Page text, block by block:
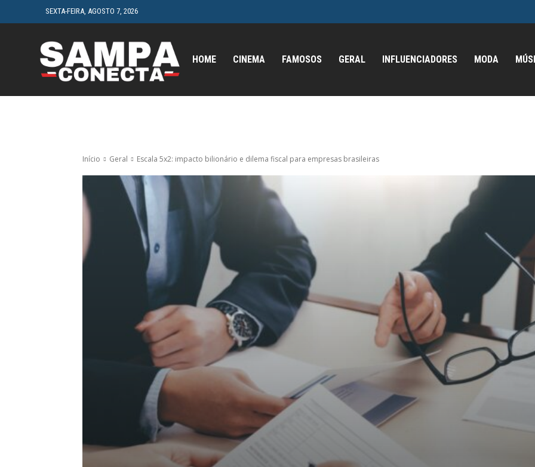
SEXTA-FEIRA, AGOSTO 7, 2026
HOME CINEMA FAMOSOS GERAL INFLUENCIADORES MODA
Início Geral Escala 5x2: impacto bilionário e dilema fiscal para empresas brasileiras